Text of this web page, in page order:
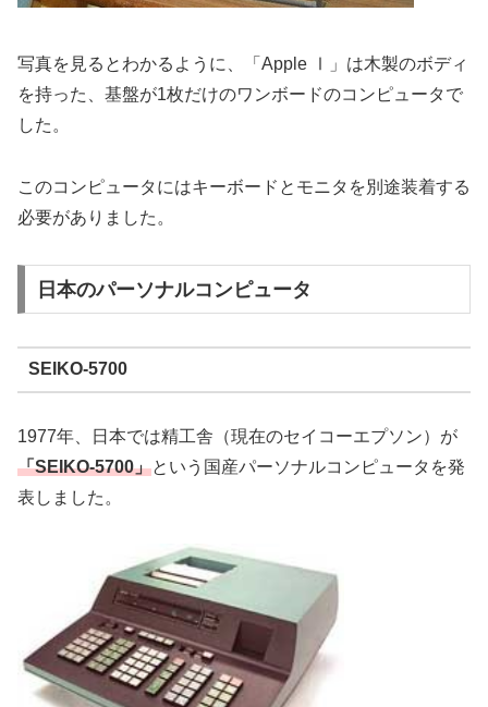
写真を見るとわかるように、「Apple Ⅰ」は木製のボディ
を持った、基盤が1枚だけのワンボードのコンピュータで
した。
このコンピュータにはキーボードとモニタを別途装着する
必要がありました。
日本のパーソナルコンピュータ
SEIKO-5700
1977年、日本では精工舎（現在のセイコーエプソン）が
「SEIKO-5700」という国産パーソナルコンピュータを発
表しました。